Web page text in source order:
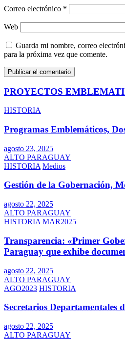
Correo electrónico *
Web
Guarda mi nombre, correo
para la próxima vez que comente.
PROYECTOS
HISTORIA
Programas Emblemáticos,
agosto 23, 2025
ALTO PARAGUAY
HISTORIA Medios
Gestión de la Gobernación,
agosto 22, 2025
ALTO PARAGUAY
HISTORIA MAR2025
Transparencia: «Primer
Paraguay que exhibe
agosto 22, 2025
ALTO PARAGUAY
AGO2023 HISTORIA
Secretarios Departamentales
agosto 22, 2025
ALTO PARAGUAY